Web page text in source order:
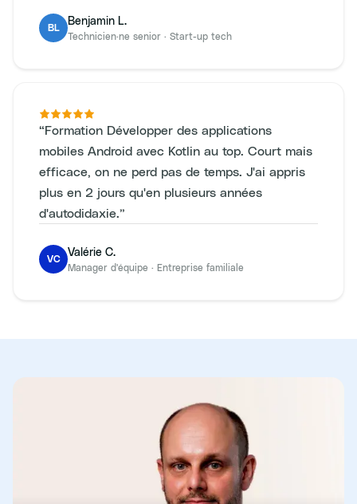
BL
Benjamin L.
Technicien·ne senior · Start-up tech
“Formation Développer des applications
mobiles Android avec Kotlin au top. Court mais
efficace, on ne perd pas de temps. J'ai appris
plus en 2 jours qu'en plusieurs années
d'autodidaxie.”
VC
Valérie C.
Manager d'équipe · Entreprise familiale